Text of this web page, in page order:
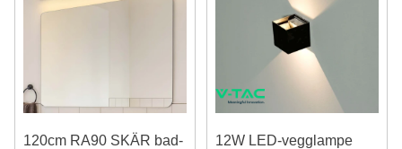
120cm RA90 SKÄR bad-
12W LED-vegglampe